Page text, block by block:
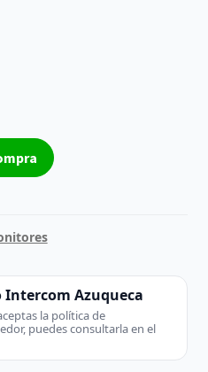
Intercom Azuqueca
la política de
puedes consultarla en el